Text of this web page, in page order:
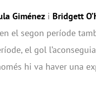
Giménez i Bridgett
el segon període
el gol l’aconseguia
hi va haver una